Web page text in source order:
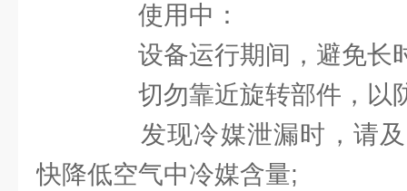
使用中：
设备运行期间，避免长
切勿靠近旋转部件，以
发现冷媒泄漏时，请及
快降低空气中冷媒含量;